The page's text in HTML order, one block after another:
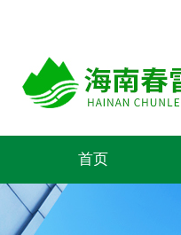
首页